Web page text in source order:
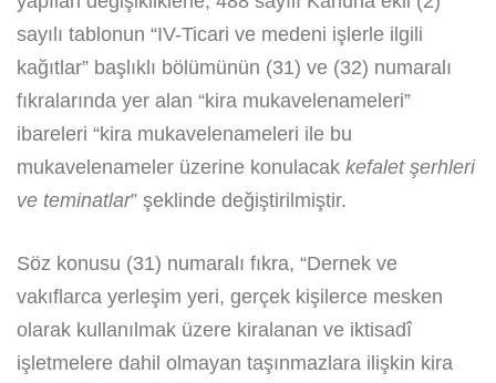
sayılı tablonun “IV-Ticari ve medeni işlerle ilgili
kağıtlar” başlıklı bölümünün (31) ve (32) numaralı
fıkralarında yer alan “kira mukavelenameleri”
ibareleri “kira mukavelenameleri ile bu
mukavelenameler üzerine konulacak kefalet şerhleri
ve teminatlar” şeklinde değiştirilmiştir.
Söz konusu (31) numaralı fıkra, “Dernek ve
vakıflarca yerleşim yeri, gerçek kişilerce mesken
olarak kullanılmak üzere kiralanan ve iktisadî
işletmelere dahil olmayan taşınmazlara ilişkin kira